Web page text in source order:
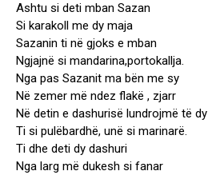
Ashtu si deti mban Sazan
Si karakoll me dy maja
Sazanin ti në gjoks e mban
Ngjajnë si mandarina,portokallja.
Nga pas Sazanit ma bën me sy
Në zemer më ndez flakë , zjarr
Në detin e dashurisë lundrojmë të dy
Ti si pulëbardhë, unë si marinarë.
Ti dhe deti dy dashuri
Nga larg më dukesh si fanar